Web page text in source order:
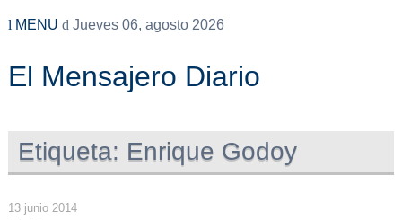
MENU Jueves 06, agosto 2026
El Mensajero Diario
Etiqueta: Enrique Godoy
13 junio 2014